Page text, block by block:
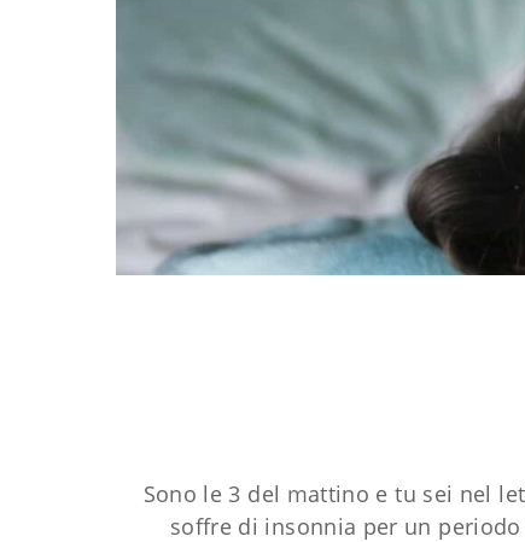
Sono le 3 del mattino e tu sei nel
soffre di insonnia per un